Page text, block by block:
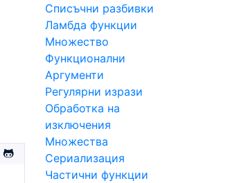
Списъчни разбивки
Ламбда функции
Множество
Функционални
Аргументи
Регулярни изрази
Обработка на
изключения
Множества
Сериализация
Частични функции